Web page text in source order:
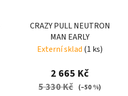
CRAZY PULL NEUTRON
MAN EARLY
Externí sklad (1 ks)
2 665 Kč
5 330 Kč (–50 %)